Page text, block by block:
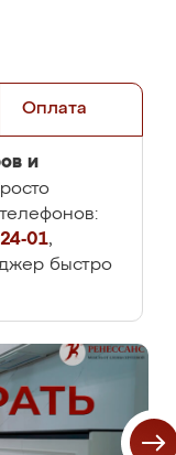
Оплата
и
01,
быстро